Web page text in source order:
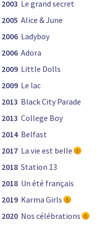
2003 Le grand secret
2005 Alice & June
2006 Ladyboy
2006 Adora
2009 Little Dolls
2009 Le lac
2013 Black City Parade
2013 College Boy
2014 Belfast
2017 La vie est belle
2018 Station 13
2018 Un été français
2019 Karma Girls
2020 Nos célébrations